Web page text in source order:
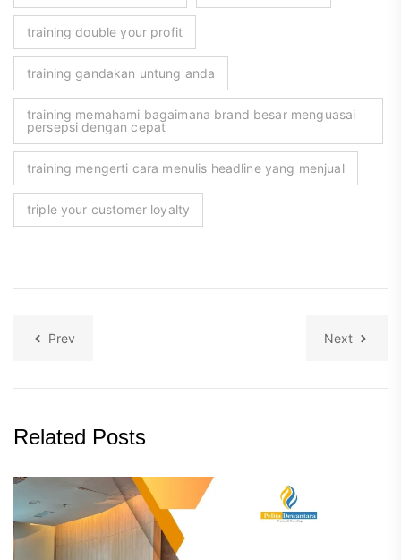
training double your profit
training gandakan untung anda
training memahami bagaimana brand besar menguasai
persepsi dengan cepat
training mengerti cara menulis headline yang menjual
triple your customer loyalty
Prev Next
Related Posts